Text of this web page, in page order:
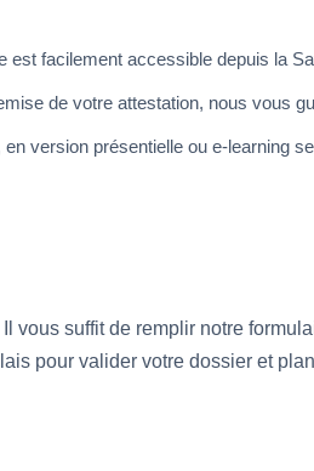
est facilement accessible depuis la
de votre attestation, nous vous
version présentielle ou e-learning
vous suffit de remplir notre
pour valider votre dossier et